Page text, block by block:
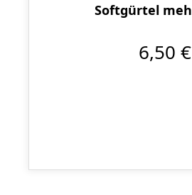
Softgürtel
6,50 €